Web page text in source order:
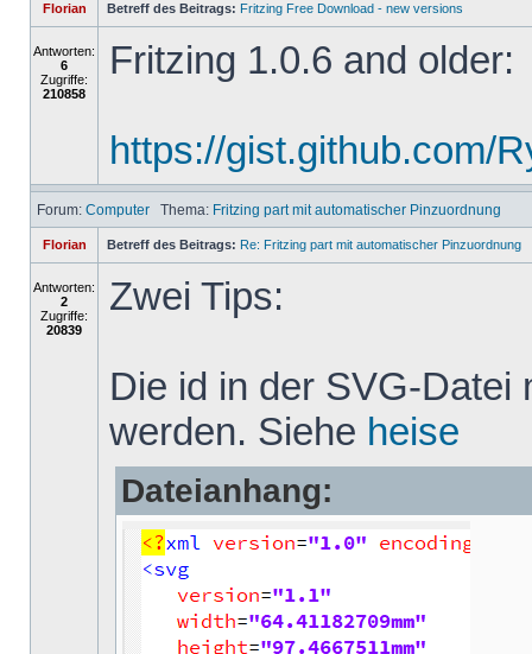
Florian Betreff des Beitrags: Fritzing Free Download - new versions
Antworten:
6
Zugriffe:
210858
Fritzing 1.0.6 and older:
https://gist.github.com/
Forum: Computer Thema: Fritzing part mit automatischer Pinzuordnung
Florian Betreff des Beitrags: Re: Fritzing part mit automatischer Pinzuordnung
Antworten:
2
Zugriffe:
20839
Zwei Tips:
Die id in der SVG-Datei
werden. Siehe heise
Dateianhang: